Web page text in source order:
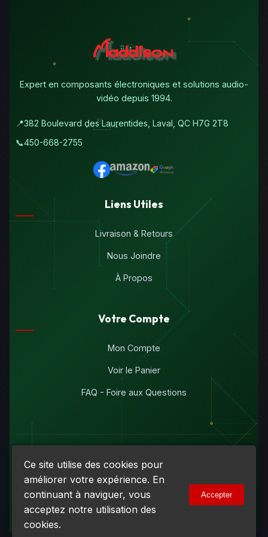
Expert en composants électroniques et solutions audio-
vidéo depuis 1994.
📍382 Boulevard des Laurentides, Laval, QC H7G 2T8
📞450-668-2755
Liens Utiles
Livraison & Retours
Nous Joindre
À Propos
Votre Compte
Mon Compte
Voir le Panier
FAQ - Foire aux Questions
Politique de confidentialité & Cookies |Conditions d'utilisation
Numéro d'entreprise du Québec (NEQ) :
1144606069• TPS :
R138919030RT0001 • TVQ : 10-1702-3051TQ0001
Ce site utilise des cookies pour
améliorer votre expérience. En
continuant à naviguer, vous
acceptez notre utilisation des
cookies.
Accepter